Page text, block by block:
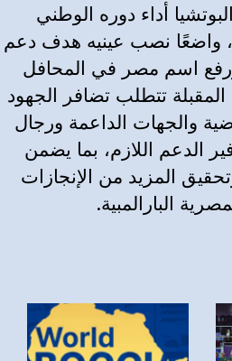
أداء دوره الوطني
واضعًا نصب عينيه هدف دعم
ورفع اسم مصر في المحافل
المقبلة تتطلب تضافر الجهود
والجهات الداعمة ورجال
الدعم اللازم، بما يضمن
المزيد من الإنجازات
البارالمبية.